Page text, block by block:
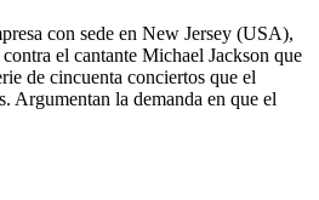
con sede en New Jersey (USA),
el cantante Michael Jackson que
de cincuenta conciertos que el
Argumentan la demanda en que el